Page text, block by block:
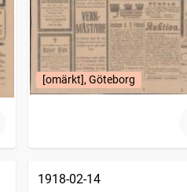
[omärkt], Göteborg
1918-02-14